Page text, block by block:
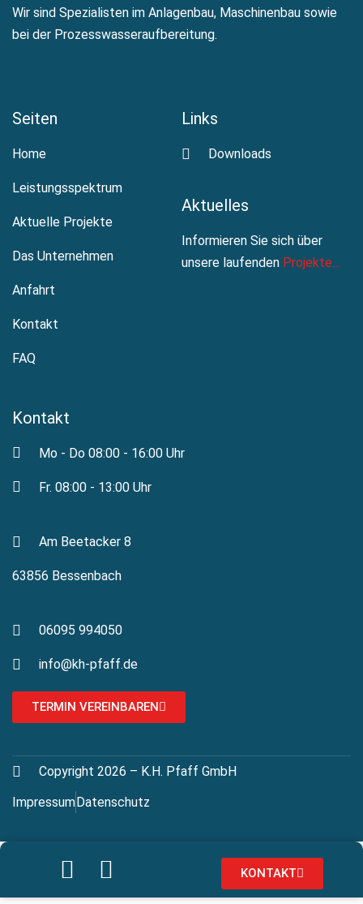
Wir sind Spezialisten im Anlagenbau, Maschinenbau sowie
bei der Prozesswasseraufbereitung.
Seiten
Home
Leistungsspektrum
Aktuelle Projekte
Das Unternehmen
Anfahrt
Kontakt
FAQ
Links
Downloads
Aktuelles
Informieren Sie sich über
unsere laufenden Projekte…
Kontakt
Mo - Do 08:00 - 16:00 Uhr
Fr. 08:00 - 13:00 Uhr
Am Beetacker 8
63856 Bessenbach
06095 994050
info@kh-pfaff.de
TERMIN VEREINBAREN
Copyright 2026 – K.H. Pfaff GmbH
Impressum Datenschutz
KONTAKT